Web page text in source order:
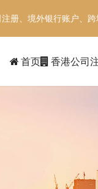
册、境外银行账户、
首页 香港公司